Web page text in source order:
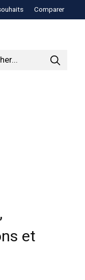
Comparer
et